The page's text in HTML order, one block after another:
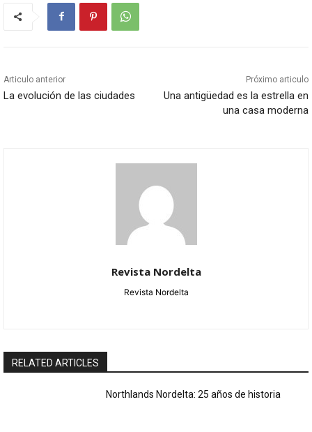
Articulo anterior
La evolución de las ciudades
Próximo articulo
Una antigüedad es la estrella en
una casa moderna
Revista Nordelta
Revista Nordelta
RELATED ARTICLES
Northlands Nordelta: 25 años de historia